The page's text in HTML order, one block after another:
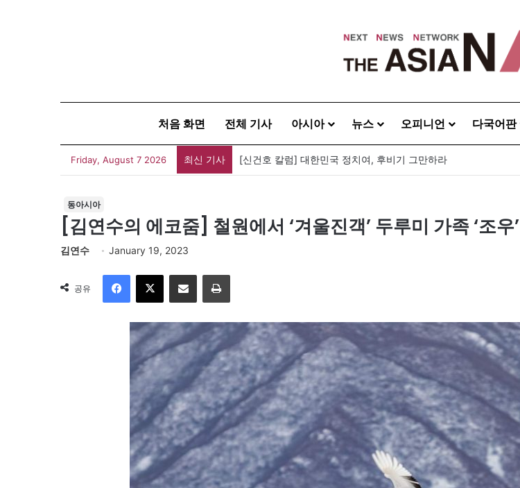
처음 화면 전체 기사 아시아 뉴스 오피니언 다국어판
Friday, August 7 2026 최신 기사 유가협 창립 40주년 기념식…12일 오후 남영동 민주화운동기념관
동아시아
[김연수의 에코줌] 철원에서 ‘겨울진객’ 두루미 가족 ‘조우’
김연수 January 19, 2023
공유
이메일